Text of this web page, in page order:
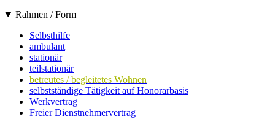
Rahmen / Form
Selbsthilfe
ambulant
stationär
teilstationär
betreutes / begleitetes Wohnen
selbstständige Tätigkeit auf Honorarbasis
Werkvertrag
Freier Dienstnehmervertrag